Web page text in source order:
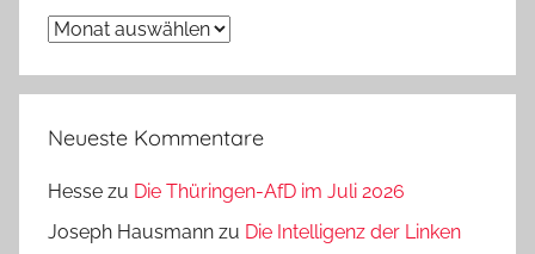
Archiv
Neueste Kommentare
Hesse zu Die Thüringen-AfD im Juli 2026
Joseph Hausmann zu Die Intelligenz der Linken